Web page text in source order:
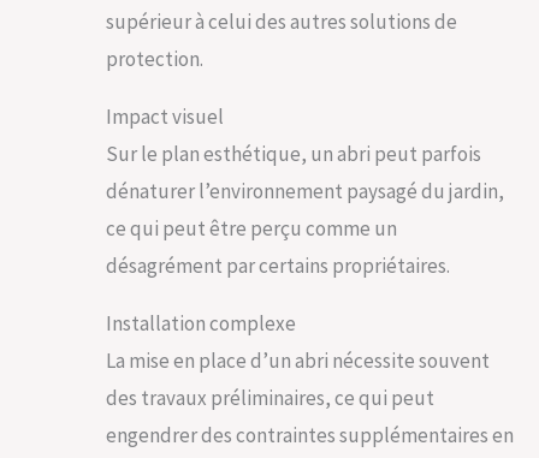
supérieur à celui des autres solutions de
protection.
Impact visuel
Sur le plan esthétique, un abri peut parfois
dénaturer l’environnement paysagé du jardin,
ce qui peut être perçu comme un
désagrément par certains propriétaires.
Installation complexe
La mise en place d’un abri nécessite souvent
des travaux préliminaires, ce qui peut
engendrer des contraintes supplémentaires en